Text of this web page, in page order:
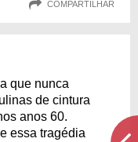
COMPARTILHAR
que nunca
de cintura
anos 60.
essa tragédia